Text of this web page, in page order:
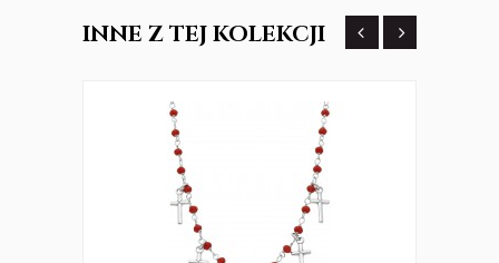
INNE Z TEJ KOLEKCJI